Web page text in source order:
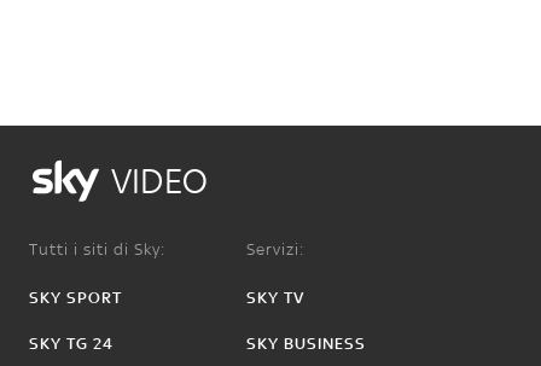
VIDEO
Tutti i siti di Sky:
SKY SPORT
SKY TG 24
Servizi:
SKY TV
SKY BUSINESS